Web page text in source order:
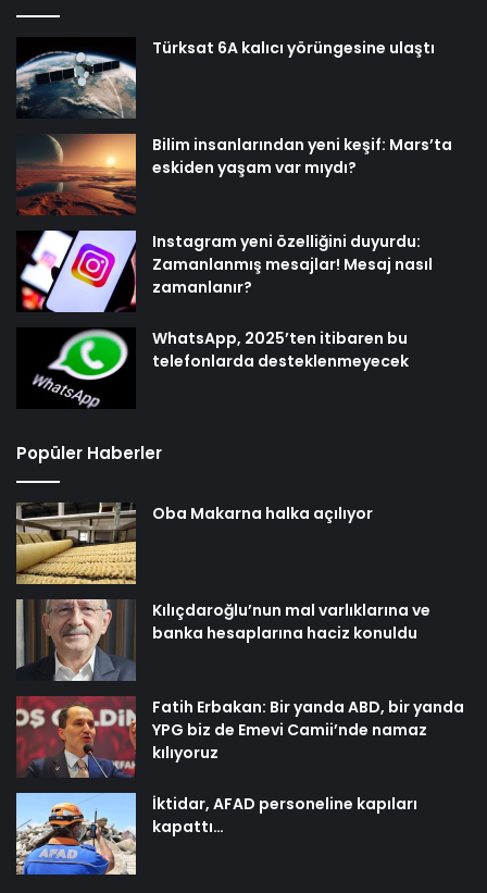
Türksat 6A kalıcı yörüngesine ulaştı
Bilim insanlarından yeni keşif: Mars’ta
eskiden yaşam var mıydı?
Instagram yeni özelliğini duyurdu:
Zamanlanmış mesajlar! Mesaj nasıl
zamanlanır?
WhatsApp, 2025’ten itibaren bu
telefonlarda desteklenmeyecek
Popüler Haberler
Oba Makarna halka açılıyor
Kılıçdaroğlu’nun mal varlıklarına ve
banka hesaplarına haciz konuldu
Fatih Erbakan: Bir yanda ABD, bir yanda
YPG biz de Emevi Camii’nde namaz
kılıyoruz
İktidar, AFAD personeline kapıları
kapattı…